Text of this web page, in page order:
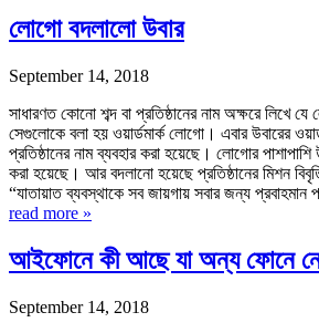
লোগো বদলালো উবার
September 14, 2018
সাধারণত কোনো শব্দ বা প্রতিষ্ঠানের নাম অক্ষরে লিখে
সেগুলোকে বলা হয় ওয়ার্ডমার্ক লোগো। এবার উবারের
প্রতিষ্ঠানের নাম ব্যবহার করা হয়েছে। লোগোর
করা হয়েছে। আর বদলানো হয়েছে প্রতিষ্ঠানের মিশন
“যাতায়াত ব্যবস্থাকে সব জায়গায় সবার জন্য
read more »
আইফোনে কী আছে যা অন্য ফোনে
September 14, 2018